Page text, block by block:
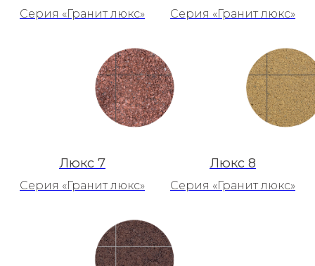
Серия «Гранит люкс» Серия «Гранит люкс»
Люкс 7
Серия «Гранит люкс»
Люкс 8
Серия «Гранит люкс»